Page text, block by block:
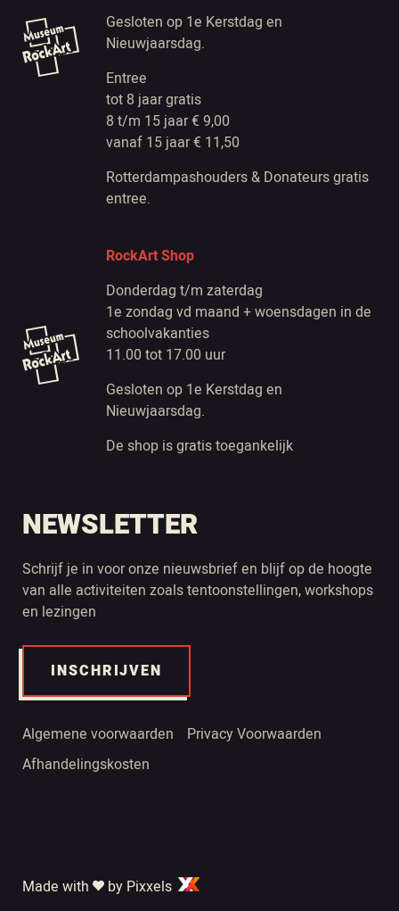
Gesloten op 1e Kerstdag en
Nieuwjaarsdag.
Entree
tot 8 jaar gratis
8 t/m 15 jaar € 9,00
vanaf 15 jaar € 11,50
Rotterdampashouders & Donateurs gratis
entree.
RockArt Shop
Donderdag t/m zaterdag
1e zondag vd maand + woensdagen in de
schoolvakanties
11.00 tot 17.00 uur
Gesloten op 1e Kerstdag en
Nieuwjaarsdag.
De shop is gratis toegankelijk
NEWSLETTER
Schrijf je in voor onze nieuwsbrief en blijf op de hoogte
van alle activiteiten zoals tentoonstellingen, workshops
en lezingen
INSCHRIJVEN
Algemene voorwaarden
Privacy Voorwaarden
Afhandelingskosten
Made with by Pixxels